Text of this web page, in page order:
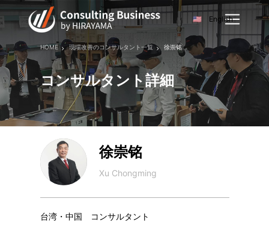
English
コンサルタント詳細
HOME 現場改善のコンサルタント一覧 徐崇铭
徐崇铭
Xu Chongming
台湾・中国 コンサルタント